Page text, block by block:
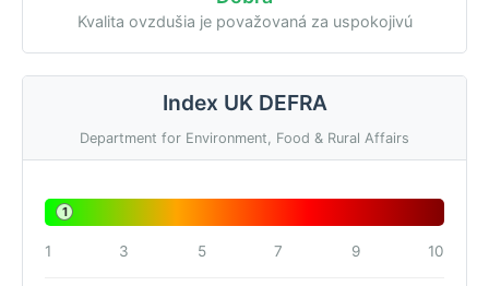
Kvalita ovzdušia je považovaná za uspokojivú
Index UK DEFRA
Department for Environment, Food & Rural Affairs
1
1 3 5 7 9 10